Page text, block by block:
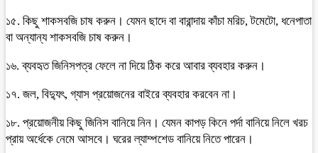
১৫. কিছু শাকসবজি চাষ করুন। যেমন ছাদে বা বারান্দায় কাঁচা মরিচ, টমেটো, ধনেপাতা
বা অন্যান্য শাকসবজি চাষ করুন।
১৬. ব্যবহৃত জিনিসপত্র ফেলে না দিয়ে ঠিক করে আবার ব্যবহার করুন।
১৭. জল, বিদ্যুৎ, গ্যাস প্রয়োজনের বাইরে ব্যবহার করবেন না।
১৮. প্রয়োজনীয় কিছু জিনিস বানিয়ে নিন। যেমন কাপড় কিনে পর্দা বানিয়ে নিলে খরচ
প্রায় অর্ধেকে নেমে আসবে। ঘরের ল্যাম্পশেড বানিয়ে নিতে পারেন।